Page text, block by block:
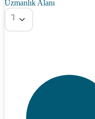
Uzmanlık Alanı
Tümü